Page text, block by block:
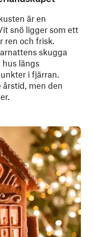
är en
snö ligger som ett
ren och frisk.
skugga
hus längs
i fjärran.
årstid, men den